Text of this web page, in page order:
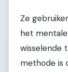
Ze
het
wisselende
methode is